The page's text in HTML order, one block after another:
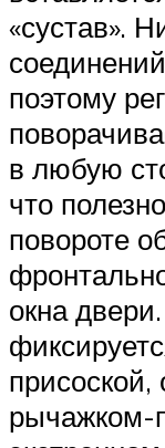
«сустав».
поэтому
в любую
что
повороте
окна
присоской,
рычажком-